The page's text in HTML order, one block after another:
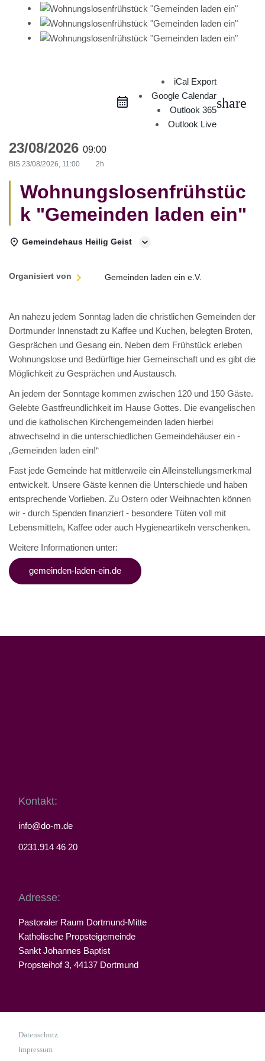
iCal Export
Google Calendar
Outlook 365
Outlook Live
share
23/08/2026 09:00
BIS 23/08/2026, 11:00 2h
Wohnungslosenfrühstüc
k "Gemeinden laden ein"
Gemeindehaus Heilig Geist
Organisiert von Gemeinden laden ein e.V.
An nahezu jedem Sonntag laden die christlichen Gemeinden der
Dortmunder Innenstadt zu Kaffee und Kuchen, belegten Broten,
Gesprächen und Gesang ein. Neben dem Frühstück erleben
Wohnungslose und Bedürftige hier Gemeinschaft und es gibt die
Möglichkeit zu Gesprächen und Austausch.
An jedem der Sonntage kommen zwischen 120 und 150 Gäste.
Gelebte Gastfreundlichkeit im Hause Gottes. Die evangelischen
und die katholischen Kirchengemeinden laden hierbei
abwechselnd in die unterschiedlichen Gemeindehäuser ein -
„Gemeinden laden ein!“
Fast jede Gemeinde hat mittlerweile ein Alleinstellungsmerkmal
entwickelt. Unsere Gäste kennen die Unterschiede und haben
entsprechende Vorlieben. Zu Ostern oder Weihnachten können
wir - durch Spenden finanziert - besondere Tüten voll mit
Lebensmitteln, Kaffee oder auch Hygieneartikeln verschenken.
Weitere Informationen unter:
gemeinden-laden-ein.de
Kontakt:
info@do-m.de
0231.914 46 20
Adresse:
Pastoraler Raum Dortmund-Mitte
Katholische Propsteigemeinde
Sankt Johannes Baptist
Propsteihof 3, 44137 Dortmund
Datenschutz
Impressum